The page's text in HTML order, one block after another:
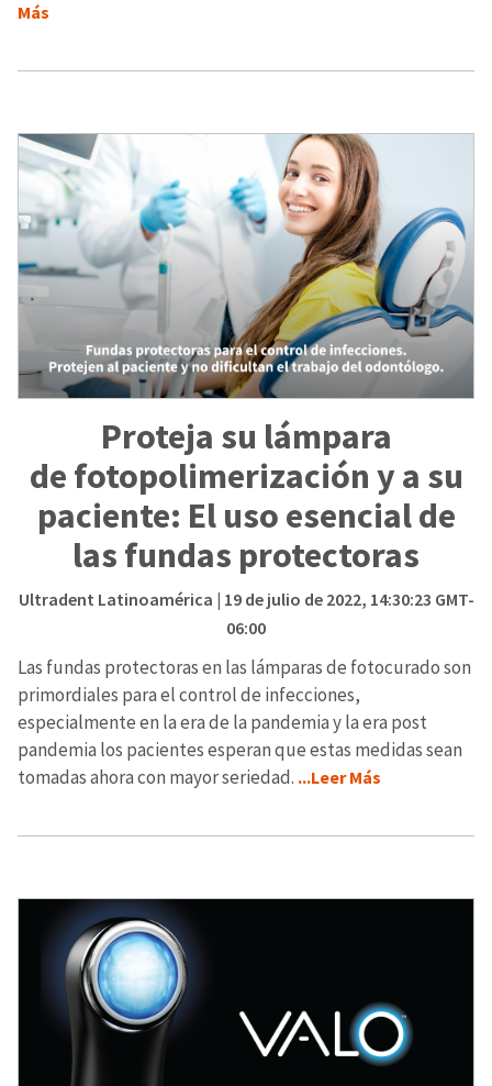
Más
Proteja su lámpara
de fotopolimerización y a su
paciente: El uso esencial de
las fundas protectoras
Ultradent Latinoamérica | 19 de julio de 2022, 14:30:23 GMT-
06:00
Las fundas protectoras en las lámparas de fotocurado son
primordiales para el control de infecciones,
especialmente en la era de la pandemia y la era post
pandemia los pacientes esperan que estas medidas sean
tomadas ahora con mayor seriedad. ...Leer Más